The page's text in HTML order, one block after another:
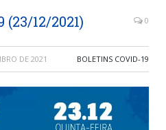
(23/12/2021) 0
DE 2021 BOLETINS COVID-19